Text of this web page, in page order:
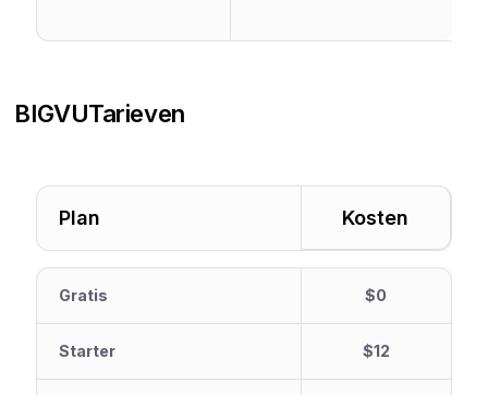
BIGVUTarieven
Plan Kosten
Gratis $0
Starter $12